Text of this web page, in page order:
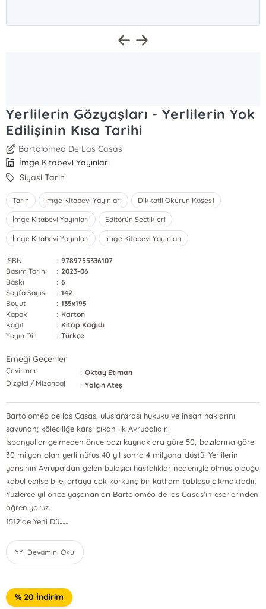
Yerlilerin Gözyaşları - Yerlilerin Yok
Edilişinin Kısa Tarihi
Bartolomeo De Las Casas
İmge Kitabevi Yayınları
Siyasi Tarih
Tarih İmge Kitabevi Yayınları Dikkatli Okurun Köşesi
İmge Kitabevi Yayınları Editörün Seçtikleri
İmge Kitabevi Yayınları İmge Kitabevi Yayınları
ISBN : 9789755336107
Basım Tarihi
: 2023-06
Baskı
: 6
Sayfa Sayısı
: 142
Boyut
: 135x195
Kapak
: Karton
Kağıt
: Kitap Kağıdı
Yayın Dili
: Türkçe
Emeği Geçenler
Çevirmen : Oktay Etiman
Dizgici / Mizanpaj
: Yalçın Ateş
Bartoloméo de las Casas, uluslararası hukuku ve insan haklarını
savunan; köleciliğe karşı çıkan ilk Avrupalıdır.
İspanyollar gelmeden önce bazı kaynaklara göre 50, bazılarına göre
30 milyon olan yerli nüfus 40 yıl sonra 4 milyona düştü. Yerlilerin
yarısının Avrupa'dan gelen bulaşıcı hastalıklar nedeniyle ölmüş olduğu
kabul edilse bile, ortaya çok korkunç bir katliam tablosu çıkmaktadır.
Yüzlerce yıl önce yaşananları Bartoloméo de las Casas'ın eserlerinden
öğreniyoruz.
1512'de Yeni Dü...
Devamını Oku
% 20 İndirim